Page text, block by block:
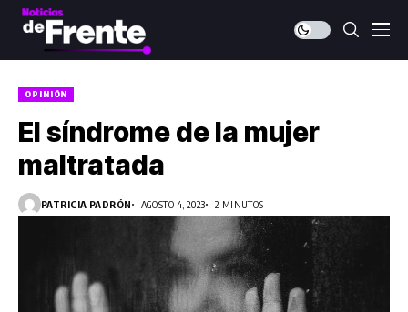
OPINIÓN
El síndrome de la mujer
maltratada
PATRICIA PADRÓN AGOSTO 4, 2023 2 MINUTOS